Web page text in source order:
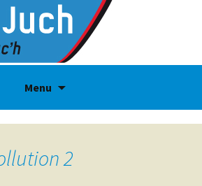
Menu
2